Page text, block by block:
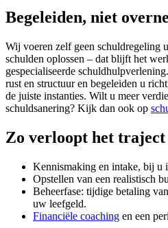
Begeleiden, niet
Wij voeren zelf geen schuldregeling
schulden oplossen – dat blijft het
gespecialiseerde
rust en structuur en begeleiden u
de juiste instanties. Wilt u meer
schuldsanering? Kijk dan ook op
Zo verloopt het traject
Kennismaking en intake, bij u
Opstellen van een realistisch
Beheerfase: tijdige betaling
uw leefgeld.
Financiële coaching en een